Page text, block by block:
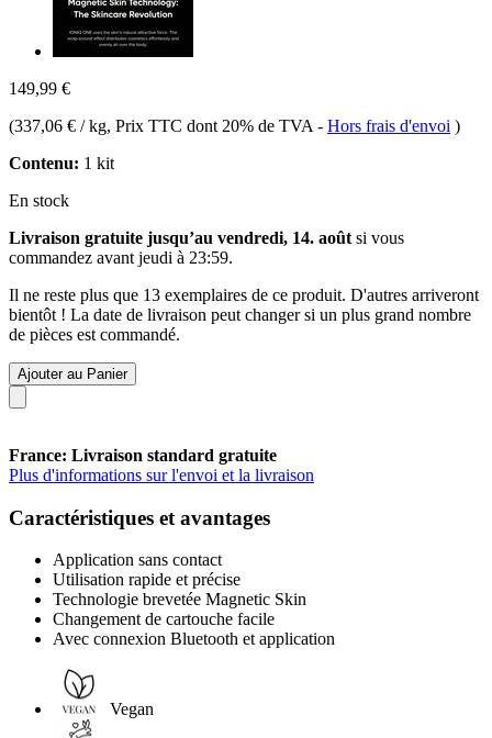
149,99 €
(337,06 € / kg, Prix TTC dont 20% de TVA - Hors frais d'envoi )
Contenu: 1 kit
En stock
Livraison gratuite jusqu’au vendredi, 14. août si vous
commandez avant jeudi à 23:59.
Il ne reste plus que 13 exemplaires de ce produit. D'autres arriveront
bientôt ! La date de livraison peut changer si un plus grand nombre
de pièces est commandé.
Ajouter au Panier
France: Livraison standard gratuite
Plus d'informations sur l'envoi et la livraison
Caractéristiques et avantages
Application sans contact
Utilisation rapide et précise
Technologie brevetée Magnetic Skin
Changement de cartouche facile
Avec connexion Bluetooth et application
Vegan